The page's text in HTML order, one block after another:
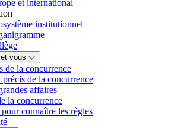
et international
institutionnel
vous
de la concurrence
de la concurrence
affaires
la concurrence
connaître les règles